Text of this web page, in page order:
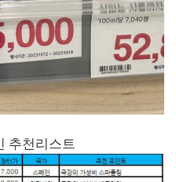
추천리스트